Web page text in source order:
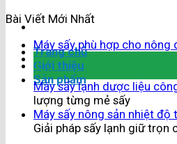
Trang chủ
Giới thiệu
Sản phẩm
Bài Viết Mới Nhất
Máy sấy phù hợp cho nông
04
Th8
Máy sấy lạnh dược liệu
lượng từng mẻ sấy
Máy sấy nông sản nhiệt
Giải pháp sấy lạnh giữ trọn